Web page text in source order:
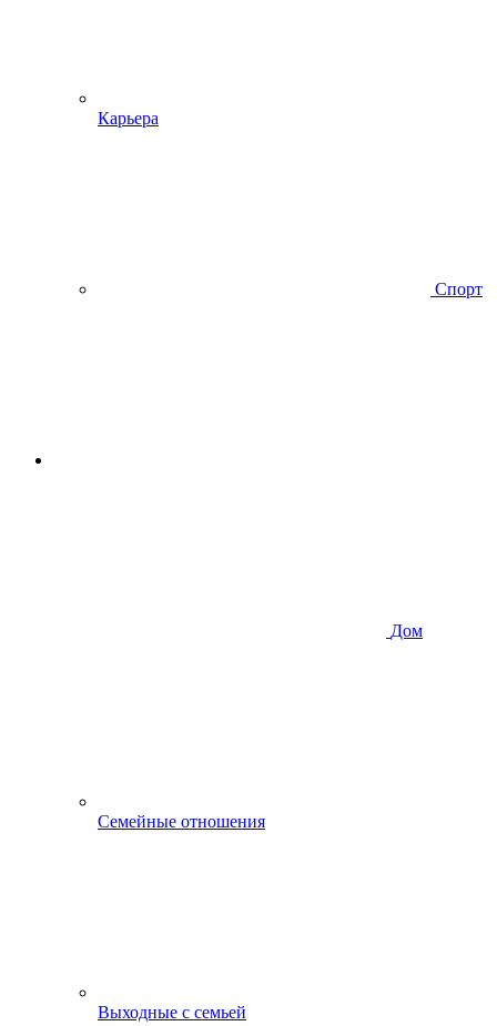
Карьера
Спорт
Дом
Семейные отношения
Выходные с семьей